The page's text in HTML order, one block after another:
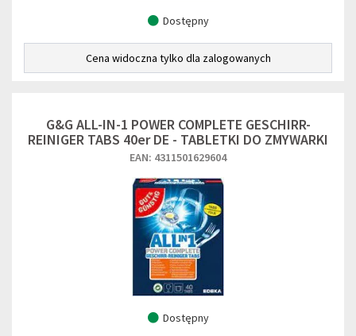
Dostępny
Cena widoczna tylko dla zalogowanych
G&G ALL-IN-1 POWER COMPLETE GESCHIRR-
REINIGER TABS 40er DE - TABLETKI DO ZMYWARKI
EAN: 4311501629604
Dostępny